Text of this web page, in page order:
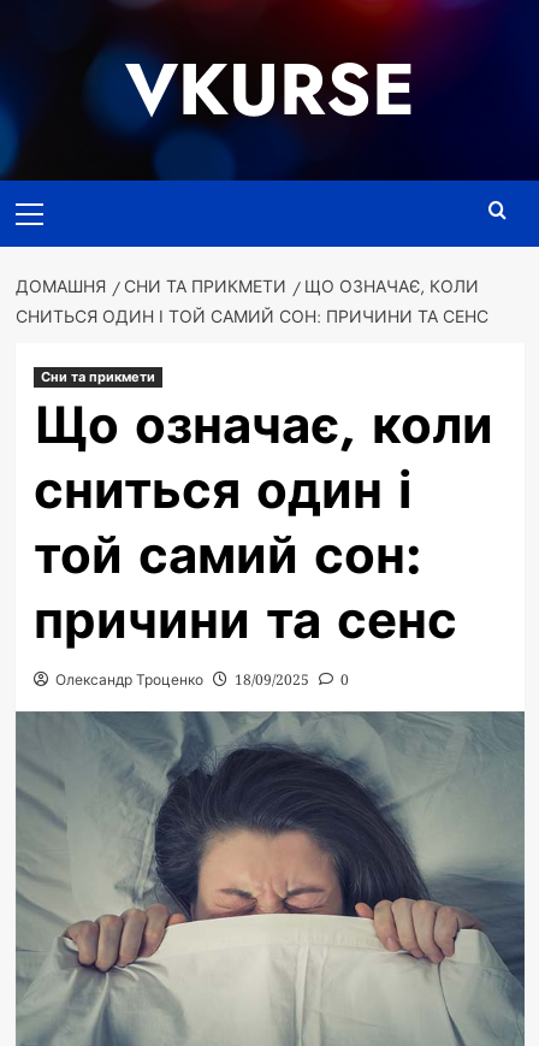
VKURSE
меню
ДОМАШНЯ СНИ ТА ПРИКМЕТИ
ЩО ОЗНАЧАЄ, КОЛИ
СНИТЬСЯ ОДИН І ТОЙ САМИЙ СОН: ПРИЧИНИ ТА СЕНС
Сни та прикмети
Що означає, коли
сниться один і
той самий сон:
причини та сенс
Олександр Троценко 18/09/2025 0